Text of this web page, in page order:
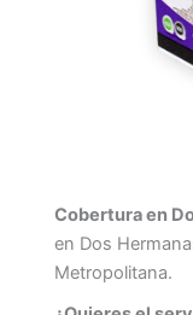
Cobertura en
en Dos
Metropolitana.